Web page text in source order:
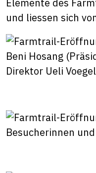
Elemente des
und liessen sich
Beni Hosang
Direktor Ueli
Besucherinnen